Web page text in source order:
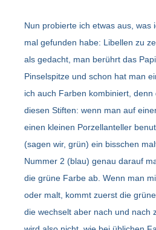
Nun probierte ich etwas aus, was
mal gefunden habe: Libellen zu
als gedacht, man berührt das
Pinselspitze und schon hat man
ich auch Farben kombiniert,
diesen Stiften: wenn man auf
einen kleinen Porzellanteller
(sagen wir, grün) ein bisschen
Nummer 2 (blau) genau darauf
die grüne Farbe ab. Wenn man
oder malt, kommt zuerst die
die wechselt aber nach und nach